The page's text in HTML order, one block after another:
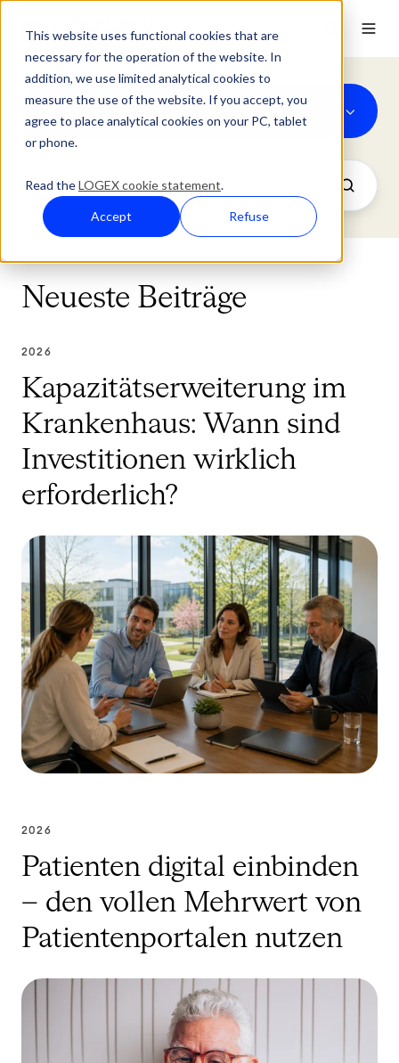
This website uses functional cookies that are
necessary for the operation of the website. In
addition, we use limited analytical cookies to
measure the use of the website. If you accept, you
agree to place analytical cookies on your PC, tablet
or phone.
Read theLOGEX cookie statement.
Accept Refuse
Neueste Beiträge
2026
Kapazitätserweiterung im
Krankenhaus: Wann sind
Investitionen wirklich
erforderlich?
2026
Patienten digital einbinden
– den vollen Mehrwert von
Patientenportalen nutzen